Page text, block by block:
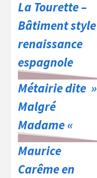
La Tourette –
Bâtiment style
renaissance
espagnole
Métairie dite »
Malgré
Madame «
Maurice
Carême en